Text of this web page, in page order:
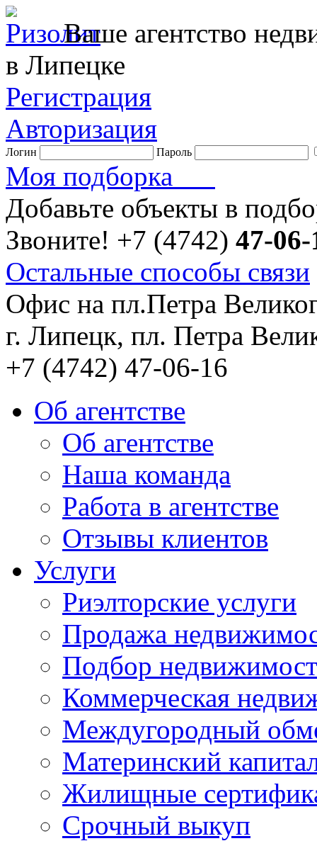
Ваше агентство
в Липецке
Регистрация
Авторизация
Логин Пароль
Моя подборка
Добавьте объекты в
Звоните! +7 (4742) 47-06-
Остальные способы связи
Офис на пл.Петра
г. Липецк, пл. Петра
+7 (4742) 47-06-16
Об агентстве
Об агентстве
Наша команда
Работа в агентстве
Отзывы клиентов
Услуги
Риэлторские услуги
Продажа
Подбор
Коммерческая
Междугородный
Материнский
Жилищные
Срочный выкуп